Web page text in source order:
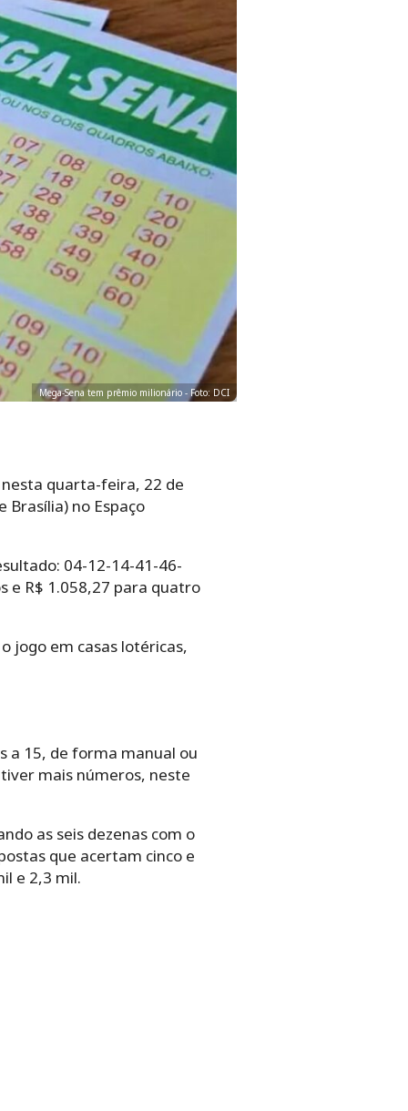
Mega-Sena tem prêmio milionário - Foto: DCI
quarta-feira, 22 de
no Espaço
04-12-14-41-46-
e R$ 1.058,27 para quatro
jogo em casas lotéricas,
a 15, de forma manual ou
mais números, neste
as seis dezenas com o
que acertam cinco e
e 2,3 mil.